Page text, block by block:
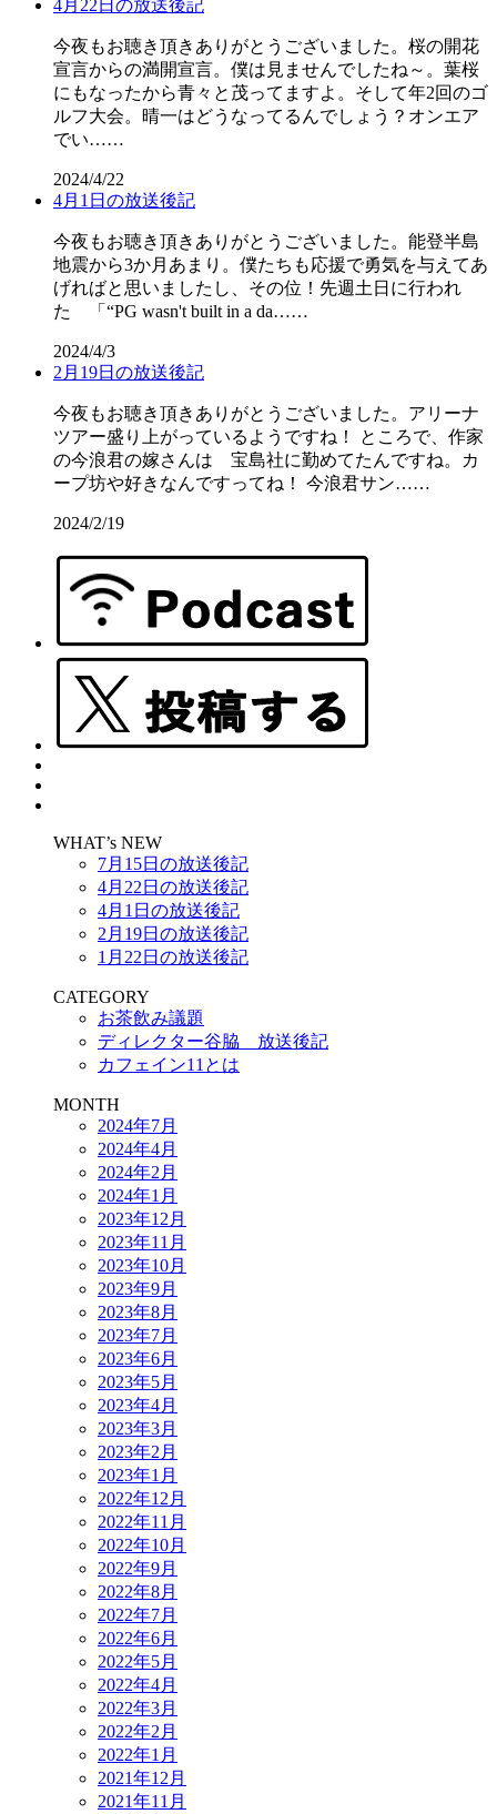
4月22日の放送後記
今夜もお聴き頂きありがとうございました。桜の開花
宣言からの満開宣言。僕は見ませんでしたね～。葉桜
にもなったから青々と茂ってますよ。そして年2回のゴ
ルフ大会。晴一はどうなってるんでしょう？オンエア
でい……
2024/4/22
4月1日の放送後記
今夜もお聴き頂きありがとうございました。能登半島
地震から3か月あまり。僕たちも応援で勇気を与えてあ
げればと思いましたし、その位！先週土日に行われ
た 「“PG wasn't built in a da……
2024/4/3
2月19日の放送後記
今夜もお聴き頂きありがとうございました。アリーナ
ツアー盛り上がっているようですね！ ところで、作家
の今浪君の嫁さんは 宝島社に勤めてたんですね。カ
ープ坊や好きなんですってね！ 今浪君サン……
2024/2/19
WHAT’s NEW
7月15日の放送後記
4月22日の放送後記
4月1日の放送後記
2月19日の放送後記
1月22日の放送後記
CATEGORY
お茶飲み議題
ディレクター谷脇 放送後記
カフェイン11とは
MONTH
2024年7月
2024年4月
2024年2月
2024年1月
2023年12月
2023年11月
2023年10月
2023年9月
2023年8月
2023年7月
2023年6月
2023年5月
2023年4月
2023年3月
2023年2月
2023年1月
2022年12月
2022年11月
2022年10月
2022年9月
2022年8月
2022年7月
2022年6月
2022年5月
2022年4月
2022年3月
2022年2月
2022年1月
2021年12月
2021年11月